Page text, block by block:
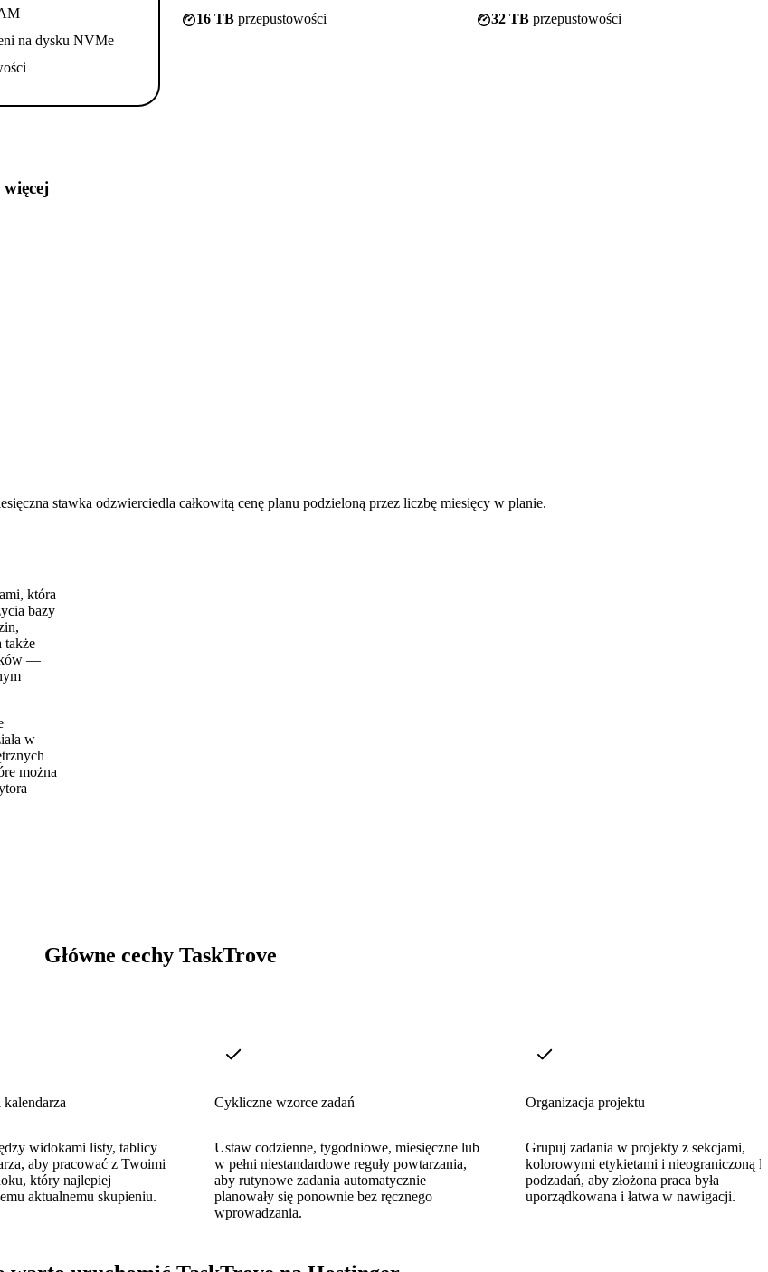
na dysku NVMe
16 TB przepustowości
32 TB przepustowości
więcej
stawka odzwierciedla całkowitą cenę planu podzieloną przez liczbę miesięcy w planie.
która
bazy
także
—
w
można
Główne cechy TaskTrove
widokami listy, tablicy
aby pracować z Twoimi
który najlepiej
aktualnemu skupieniu.
Cykliczne wzorce zadań
Ustaw codzienne, tygodniowe, miesięczne lub
w pełni niestandardowe reguły powtarzania,
aby rutynowe zadania automatycznie
planowały się ponownie bez ręcznego
wprowadzania.
Organizacja projektu
Grupuj zadania w projekty z sekcjami,
kolorowymi etykietami i nieograniczoną
podzadań, aby złożona praca była
uporządkowana i łatwa w nawigacji.